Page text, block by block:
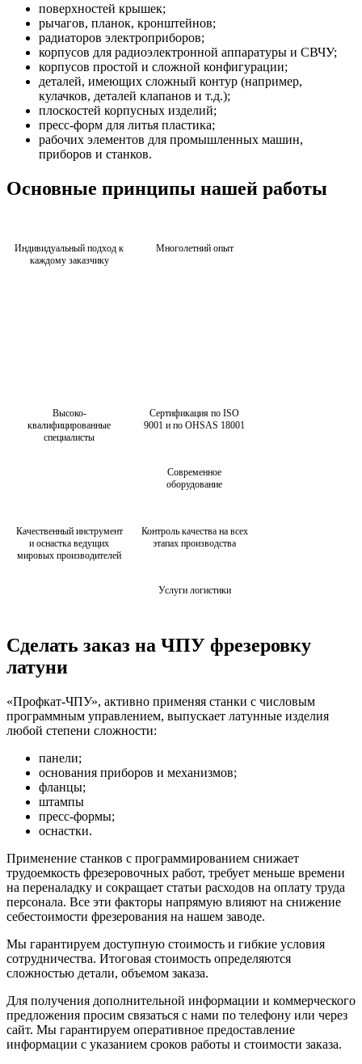
поверхностей крышек;
рычагов, планок, кронштейнов;
радиаторов электроприборов;
корпусов для радиоэлектронной аппаратуры и СВЧУ;
корпусов простой и сложной конфигурации;
деталей, имеющих сложный контур (например,
кулачков, деталей клапанов и т.д.);
плоскостей корпусных изделий;
пресс-форм для литья пластика;
рабочих элементов для промышленных машин,
приборов и станков.
Основные принципы нашей работы
Индивидуальный подход к
каждому заказчику
Многолетний опыт
Высоко-
квалифицированные
специалисты
Сертификация по ISO
9001 и по OHSAS 18001
Современное
оборудование
Качественный инструмент
и оснастка ведущих
мировых производителей
Контроль качества на всех
этапах производства
Услуги логистики
Сделать заказ на ЧПУ фрезеровку
латуни
«Профкат-ЧПУ», активно применяя станки с числовым
программным управлением, выпускает латунные изделия
любой степени сложности:
панели;
основания приборов и механизмов;
фланцы;
штампы
пресс-формы;
оснастки.
Применение станков с программированием снижает
трудоемкость фрезеровочных работ, требует меньше времени
на переналадку и сокращает статьи расходов на оплату труда
персонала. Все эти факторы напрямую влияют на снижение
себестоимости фрезерования на нашем заводе.
Мы гарантируем доступную стоимость и гибкие условия
сотрудничества. Итоговая стоимость определяются
сложностью детали, объемом заказа.
Для получения дополнительной информации и коммерческого
предложения просим связаться с нами по телефону или через
сайт. Мы гарантируем оперативное предоставление
информации с указанием сроков работы и стоимости заказа.